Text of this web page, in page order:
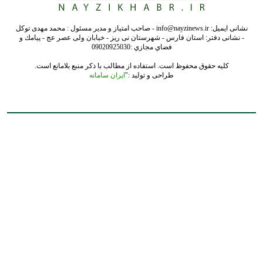
نشانی ایمیل: info@nayzinews.ir - صاحب امتیاز و مدیر مسئول : محمد مهدی توکل
- نشانی دفتر: استان فارس - شهرستان نی ریز - خیابان ولی عصر عج - پيامك و
فضاي مجازي :09020925030
کلیه حقوق محفوظ است. استفاده از مطالب با ذکر منبع بلامانع است.
طراحی و تولید :"ایران سامانه